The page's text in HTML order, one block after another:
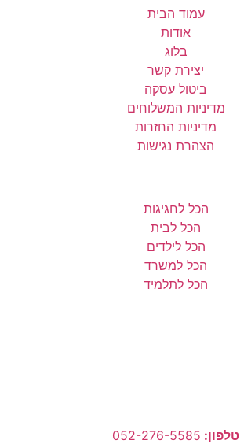
עמוד הבית
אודות
בלוג
יצירת קשר
ביטול עסקה
מדיניות המשלוחים
מדיניות החזרות
הצהרת נגישות
הכל לחגיגות
הכל לבית
הכל לילדים
הכל למשרד
הכל לתלמיד
טלפון: 052-276-5585⁩